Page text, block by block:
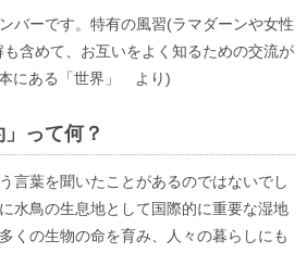
バーです。特有の風習(ラマダーンや女性
含めて、お互いをよく知るための交流が
にある「世界」 より)
」って何？
言葉を聞いたことがあるのではないでし
水鳥の生息地として国際的に重要な湿地
くの生物の命を育み、人々の暮らしにも